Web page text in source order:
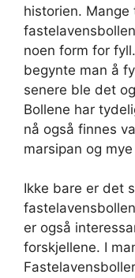
historien.
noen form for
begynte man å
senere ble det
Bollene har
nå også finnes
marsipan og mye
Ikke bare er det
er også
forskjellene. I